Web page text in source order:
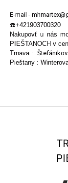
E-mail -
☎️+421903700320
Nakupovť u nás
PIEŠTANOCH v
Trnava :
Pieštany :